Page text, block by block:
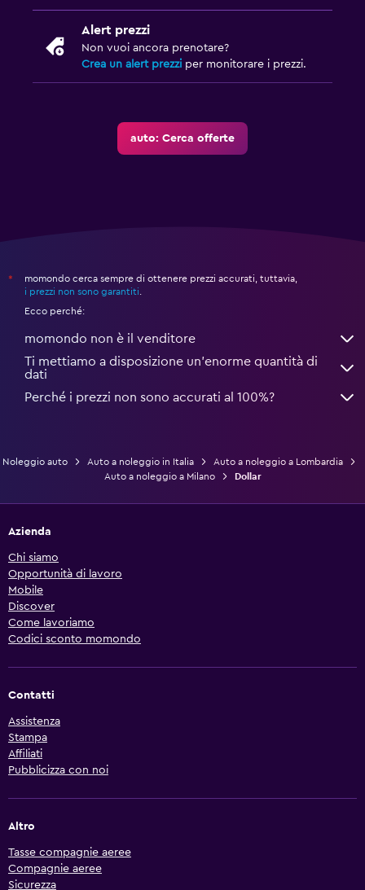
Alert prezzi
Non vuoi ancora prenotare?
Crea un alert prezzi per monitorare i prezzi.
auto: Cerca offerte
*
momondo cerca sempre di ottenere prezzi accurati, tuttavia,
i prezzi non sono garantiti.
Ecco perché:
momondo non è il venditore
Ti mettiamo a disposizione un’enorme quantità di
dati
Perché i prezzi non sono accurati al 100%?
Noleggio auto Auto a noleggio in Italia
Auto a noleggio a Lombardia
Auto a noleggio a Milano
Dollar
Azienda
Chi siamo
Opportunità di lavoro
Mobile
Discover
Come lavoriamo
Codici sconto momondo
Contatti
Assistenza
Stampa
Affiliati
Pubblicizza con noi
Altro
Tasse compagnie aeree
Compagnie aeree
Sicurezza